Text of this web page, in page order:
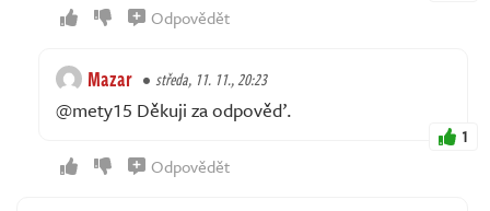
Odpovědět
Mazar středa, 11. 11., 20:23
@mety15 Děkuji za odpověď.
1
Odpovědět